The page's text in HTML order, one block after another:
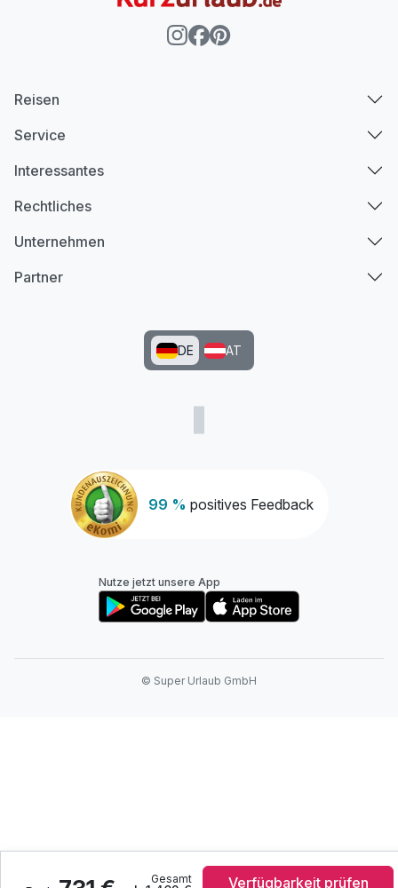
Gesamt Verfügbarkeit prüfen
99 % positives Feedback
Reisen
Service
Interessantes
Rechtliches
Unternehmen
Partner
DE AT
Nutze jetzt unsere App
© Super Urlaub GmbH